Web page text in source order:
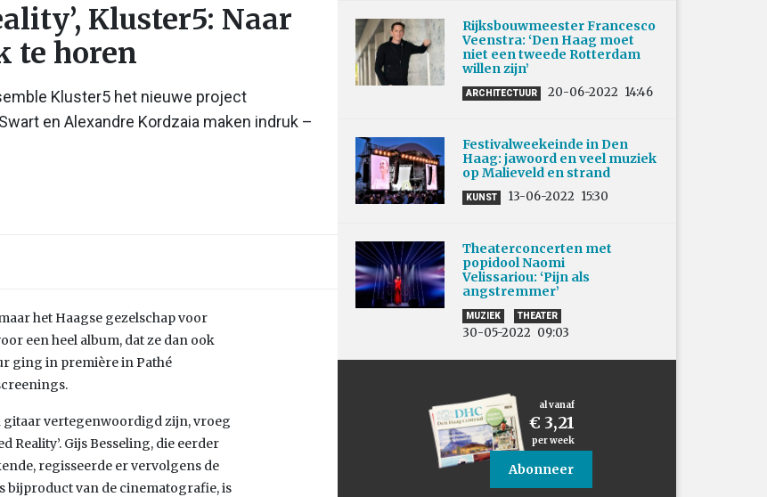
Kluster5: Naar
te horen
Kluster5 het nieuwe project
en Alexandre Kordzaia maken indruk –
het Haagse gezelschap voor
een heel album, dat ze dan ook
ging in première in Pathé
gitaar vertegenwoordigd zijn, vroeg
Reality’. Gijs Besseling, die eerder
regisseerde er vervolgens de
bijproduct van de cinematografie, is
Rijksbouwmeester Francesco
Veenstra: ‘Den Haag moet
niet een tweede Rotterdam
willen zijn’
ARCHITECTUUR 20-06-2022 14:46
Festivalweekeinde in Den
Haag: jawoord en veel muziek
op Malieveld en strand
KUNST 13-06-2022 15:30
Theaterconcerten met
popidool Naomi
Velissariou: ‘Pijn als
angstremmer’
MUZIEK THEATER
30-05-2022 09:03
al vanaf
€ 3,21
per week
Abonneer